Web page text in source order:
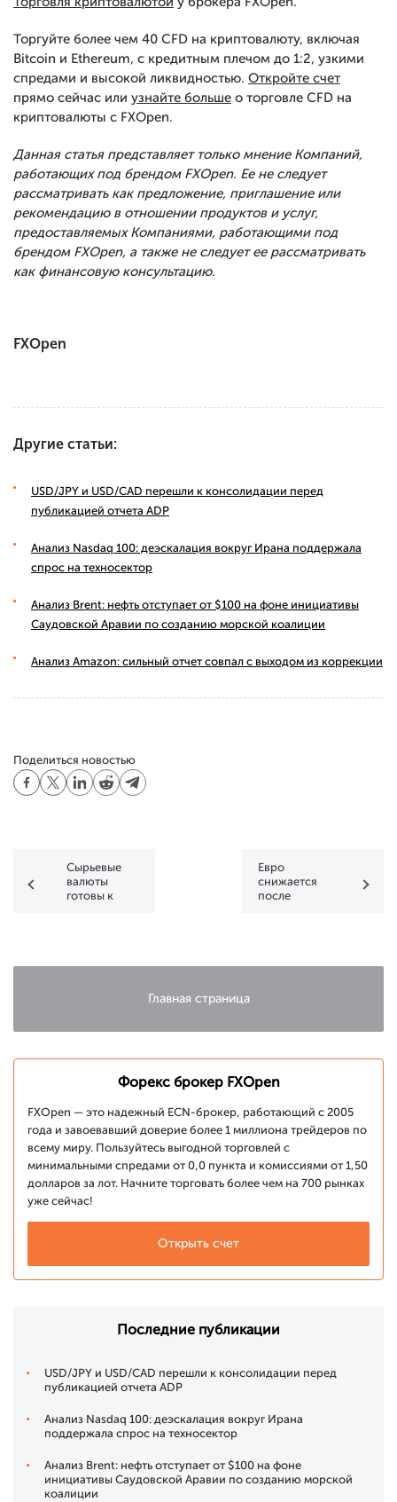
Торгуйте более чем 40 CFD на криптовалюту, включая
Bitcoin и Ethereum, с кредитным плечом до 1:2, узкими
спредами и высокой ликвидностью. Откройте счет
прямо сейчас или узнайте больше о торговле CFD на
криптовалюты с FXOpen.
Данная статья представляет только мнение Компаний,
работающих под брендом FXOpen. Ее не следует
рассматривать как предложение, приглашение или
рекомендацию в отношении продуктов и услуг,
предоставляемых Компаниями, работающими под
брендом FXOpen, а также не следует ее рассматривать
как финансовую консультацию.
FXOpen
Другие статьи:
USD/JPY и USD/CAD перешли к консолидации перед
публикацией отчета ADP
Анализ Nasdaq 100: деэскалация вокруг Ирана поддержала
спрос на техносектор
Анализ Brent: нефть отступает от $100 на фоне инициативы
Саудовской Аравии по созданию морской коалиции
Анализ Amazon: сильный отчет совпал с выходом из коррекции
Поделиться новостью
Сырьевые
валюты
готовы к
Евро
снижается
после
Главная страница
Форекс брокер FXOpen
FXOpen — это надежный ECN-брокер, работающий с 2005
года и завоевавший доверие более 1 миллиона трейдеров по
всему миру. Пользуйтесь выгодной торговлей с
минимальными спредами от 0,0 пункта и комиссиями от 1,50
долларов за лот. Начните торговать более чем на 700 рынках
уже сейчас!
Открыть счет
Последние публикации
USD/JPY и USD/CAD перешли к консолидации перед
публикацией отчета ADP
Анализ Nasdaq 100: деэскалация вокруг Ирана
поддержала спрос на техносектор
Анализ Brent: нефть отступает от $100 на фоне
инициативы Саудовской Аравии по созданию морской
коалиции